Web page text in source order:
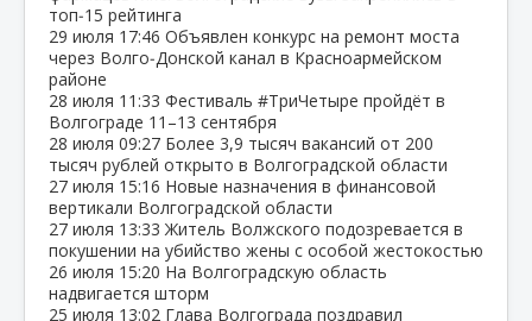
топ‑15 рейтинга
29 июля 17:46 Объявлен конкурс на ремонт моста
через Волго‑Донской канал в Красноармейском
районе
28 июля 11:33 Фестиваль #ТриЧетыре пройдёт в
Волгограде 11–13 сентября
28 июля 09:27 Более 3,9 тысяч вакансий от 200
тысяч рублей открыто в Волгоградской области
27 июля 15:16 Новые назначения в финансовой
вертикали Волгоградской области
27 июля 13:33 Житель Волжского подозревается в
покушении на убийство жены с особой жестокостью
26 июля 15:20 На Волгоградскую область
надвигается шторм
25 июля 13:02 Глава Волгограда поздравил